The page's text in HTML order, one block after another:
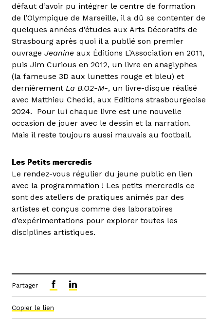
défaut d’avoir pu intégrer le centre de formation
de l’Olympique de Marseille, il a dû se contenter de
quelques années d’études aux Arts Décoratifs de
Strasbourg après quoi il a publié son premier
ouvrage Jeanine aux Éditions L’Association en 2011,
puis Jim Curious en 2012, un livre en anaglyphes
(la fameuse 3D aux lunettes rouge et bleu) et
dernièrement La B.O2-M-, un livre-disque réalisé
avec Matthieu Chedid, aux Editions strasbourgeoise
2024. Pour lui chaque livre est une nouvelle
occasion de jouer avec le dessin et la narration.
Mais il reste toujours aussi mauvais au football.
Les Petits mercredis
Le rendez-vous régulier du jeune public en lien
avec la programmation ! Les petits mercredis ce
sont des ateliers de pratiques animés par des
artistes et conçus comme des laboratoires
d’expérimentations pour explorer toutes les
disciplines artistiques.
Partager
Copier le lien